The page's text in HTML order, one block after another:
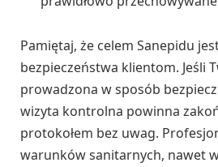
Pamiętaj, że celem Sanepidu
bezpieczeństwa klientom. Jeśli
prowadzona w sposób
wizyta kontrolna powinna
protokołem bez uwag.
warunków sanitarnych, nawet